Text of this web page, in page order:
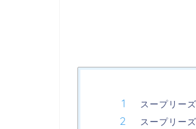
スープリー
スープリー